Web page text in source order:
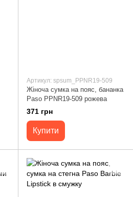
Артикул: spsum_PPNR19-509
Жіноча сумка на пояс, бананка
Paso PPNR19-509 рожева
371 грн
Купити